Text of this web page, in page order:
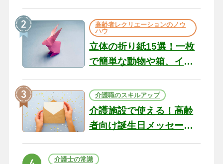
の現場から（22）
高齢者レクリエーションのノウ
ハウ
立体の折り紙15選！一枚
で簡単な動物や箱、イン
介護職のスキルアップ
介護施設で使える！高齢
者向け誕生日メッセージ
ト
介護士の常識